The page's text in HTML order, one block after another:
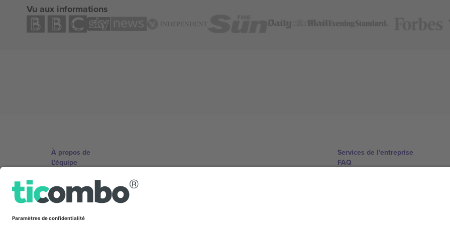
Vu aux informations
À propos de
L'équipe
Conditions générales
Programme d'affiliation
Services de l'entreprise
FAQ